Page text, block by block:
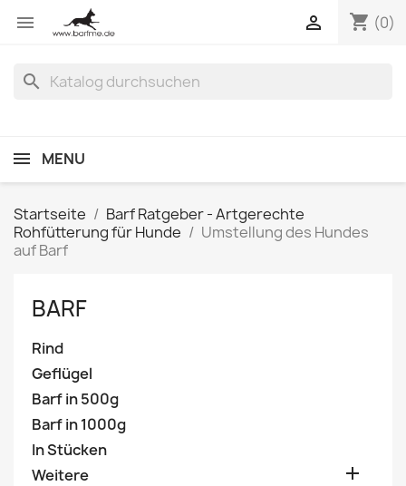
 shopping_cart (0)

search
MENU
Startseite
Barf Ratgeber - Artgerechte
Rohfütterung für Hunde
Umstellung des Hundes
auf Barf
BARF
Rind
Geflügel
Barf in 500g
Barf in 1000g
In Stücken
Weitere
